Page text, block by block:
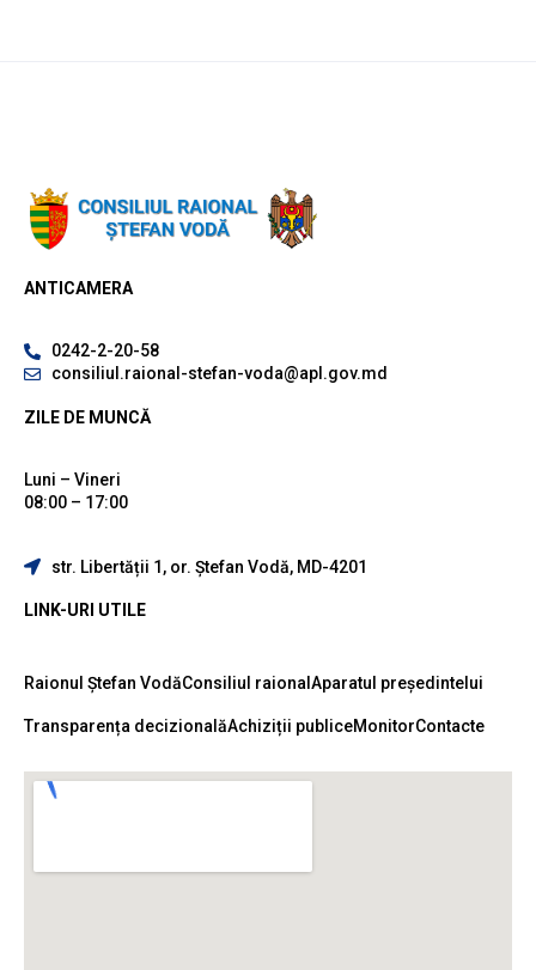
ANTICAMERA
0242-2-20-58
consiliul.raional-stefan-voda@apl.gov.md
ZILE DE MUNCĂ
Luni – Vineri
08:00 – 17:00
str. Libertății 1, or. Ștefan Vodă, MD-4201
LINK-URI UTILE
Raionul Ștefan VodăConsiliul raional Aparatul președintelui
Transparența decizionalăAchiziții publiceMonitorContacte